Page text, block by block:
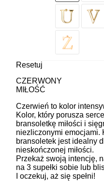
Resetuj
CZERWONY
MIŁOŚĆ
Czerwień to kolor
Kolor, który porusza
bransoletkę miłości i
niezliczonymi emocjami.
bransoletek jest idealny
nieskończonej miłości.
Przekaż swoją intencję,
na 3 supełki sobie lub
I oczekuj, aż się spełni!